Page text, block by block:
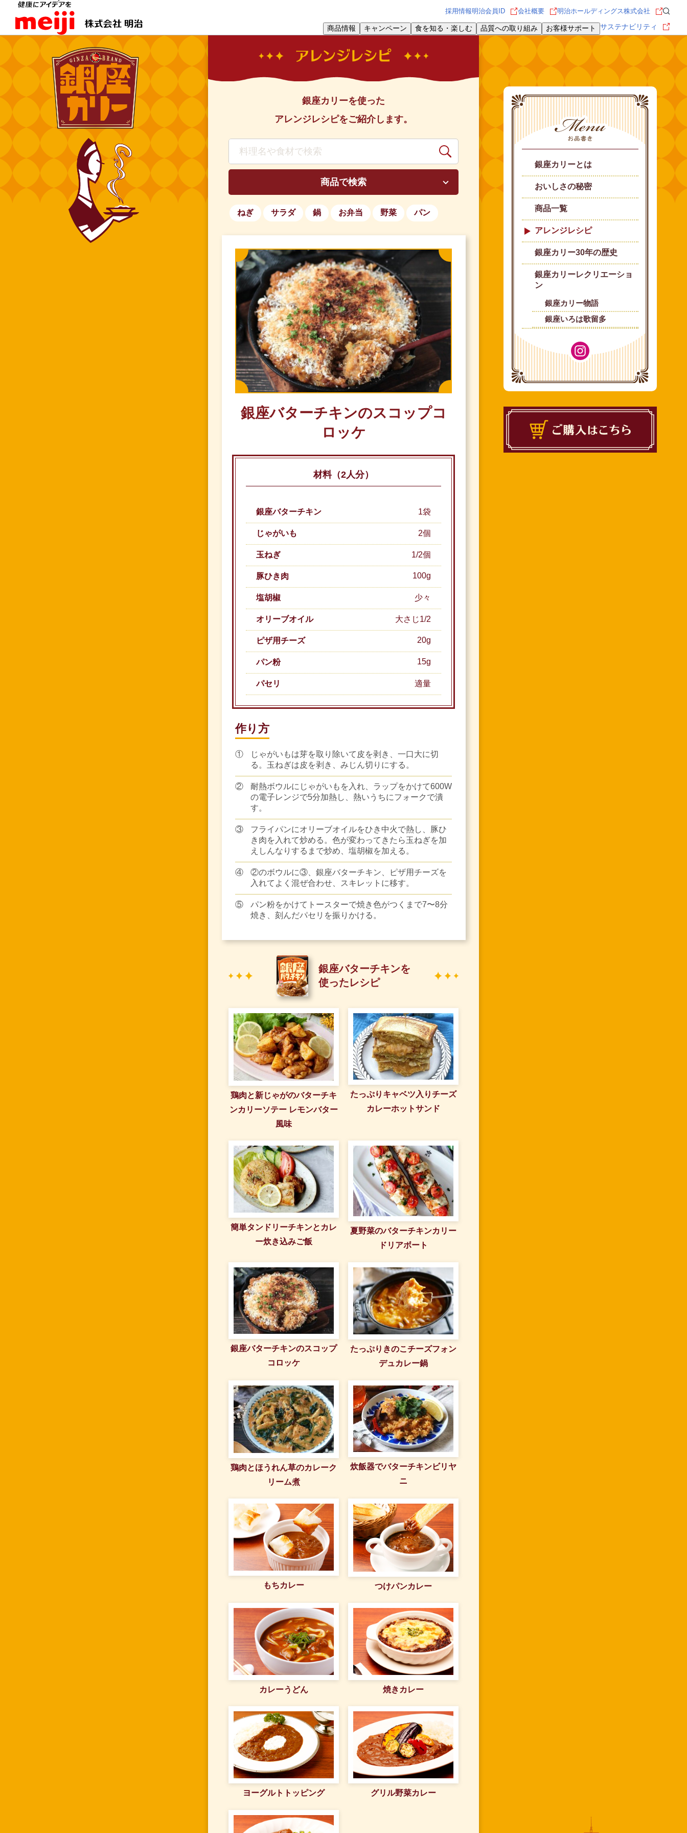
商品情報 キャンペーン 食を知る・楽しむ 品質への取り組み お客様サポート サステナビリティ
採用情報明治会員ID 会社概要 明治ホールディングス株式会社
銀座カリーとは
おいしさの秘密
商品一覧
アレンジレシピ
銀座カリー30年の歴史
銀座カリーレクリエーショ
ン
銀座カリー物語
銀座いろは歌留多
銀座カリーを使った
アレンジレシピをご紹介します。
商品で検索
ねぎ サラダ 鍋 お弁当 野菜 パン
銀座バターチキンのスコップコ
ロッケ
材料（2人分）
銀座バターチキン 1袋
じゃがいも 2個
玉ねぎ 1/2個
豚ひき肉 100g
塩胡椒 少々
オリーブオイル 大さじ1/2
ピザ用チーズ 20g
パン粉 15g
パセリ 適量
作り方
①
じゃがいもは芽を取り除いて皮を剥き、一口大に切
る。玉ねぎは皮を剥き、みじん切りにする。
②
耐熱ボウルにじゃがいもを入れ、ラップをかけて600W
の電子レンジで5分加熱し、熱いうちにフォークで潰
す。
③
フライパンにオリーブオイルをひき中火で熱し、豚ひ
き肉を入れて炒める。色が変わってきたら玉ねぎを加
えしんなりするまで炒め、塩胡椒を加える。
④
②のボウルに③、銀座バターチキン、ピザ用チーズを
入れてよく混ぜ合わせ、スキレットに移す。
⑤
パン粉をかけてトースターで焼き色がつくまで7〜8分
焼き、刻んだパセリを振りかける。
銀座バターチキンを
使ったレシピ
鶏肉と新じゃがのバターチキ
ンカリーソテー レモンバター
風味
たっぷりキャベツ入りチーズ
カレーホットサンド
簡単タンドリーチキンとカレ
ー炊き込みご飯
夏野菜のバターチキンカリー
ドリアボート
銀座バターチキンのスコップ
コロッケ
たっぷりきのこチーズフォン
デュカレー鍋
鶏肉とほうれん草のカレーク
リーム煮
炊飯器でバターチキンビリヤ
ニ
もちカレー つけパンカレー
カレーうどん 焼きカレー
ヨーグルトトッピング グリル野菜カレー